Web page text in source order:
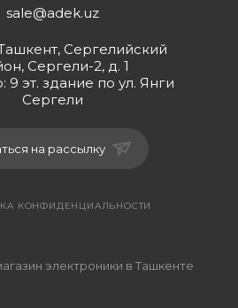
sale@adek.uz
Сергелийский
Сергели-2, д. 1
9 эт. здание по ул. Янги
Сергели
на рассылку
КОНФИДЕНЦИАЛЬНОСТИ
электроники в Ташкенте